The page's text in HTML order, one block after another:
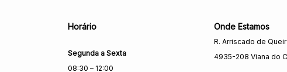
Horário
Segunda a Sexta
08:30 – 12:00
Onde Estamos
R. Arriscado de
4935-208 Viana do